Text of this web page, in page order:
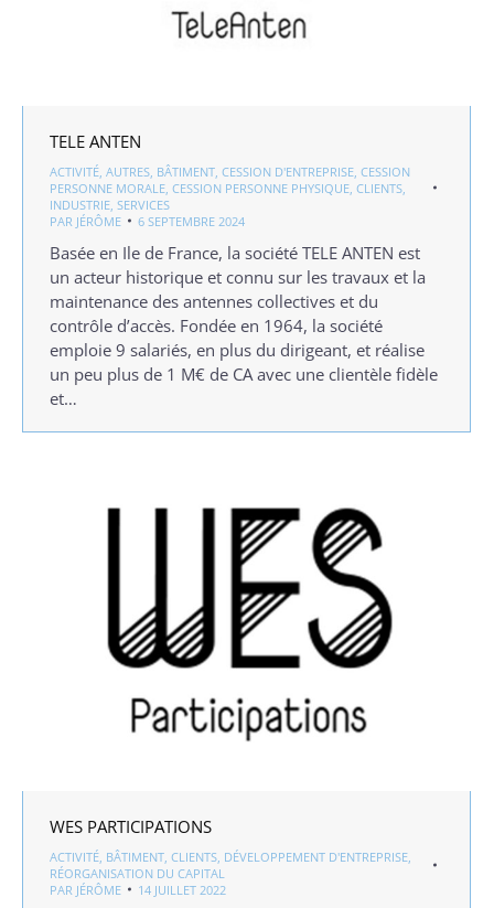
TELE ANTEN
ACTIVITÉ AUTRES BÂTIMENT CESSION D'ENTREPRISE CESSION
PERSONNE MORALE CESSION PERSONNE PHYSIQUE CLIENTS
INDUSTRIE SERVICES
PAR JÉRÔME 6 SEPTEMBRE 2024
Basée en Ile de France, la société TELE ANTEN est
un acteur historique et connu sur les travaux et la
maintenance des antennes collectives et du
contrôle d’accès. Fondée en 1964, la société
emploie 9 salariés, en plus du dirigeant, et réalise
un peu plus de 1 M€ de CA avec une clientèle fidèle
et…
WES PARTICIPATIONS
ACTIVITÉ BÂTIMENT CLIENTS DÉVELOPPEMENT D'ENTREPRISE
RÉORGANISATION DU CAPITAL
PAR JÉRÔME 14 JUILLET 2022